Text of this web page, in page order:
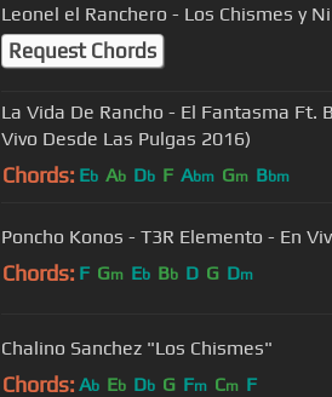
Leonel el Ranchero - Los Chismes y
Request Chords
La Vida De Rancho - El Fantasma Ft.
Vivo Desde Las Pulgas 2016)
Chords: Eb Ab Db F Abm Gm Bbm
Poncho Konos - T3R Elemento - En
Chords: F Gm Eb Bb D G Dm
Chalino Sanchez "Los Chismes"
Chords: Ab Eb Db G Fm Cm F